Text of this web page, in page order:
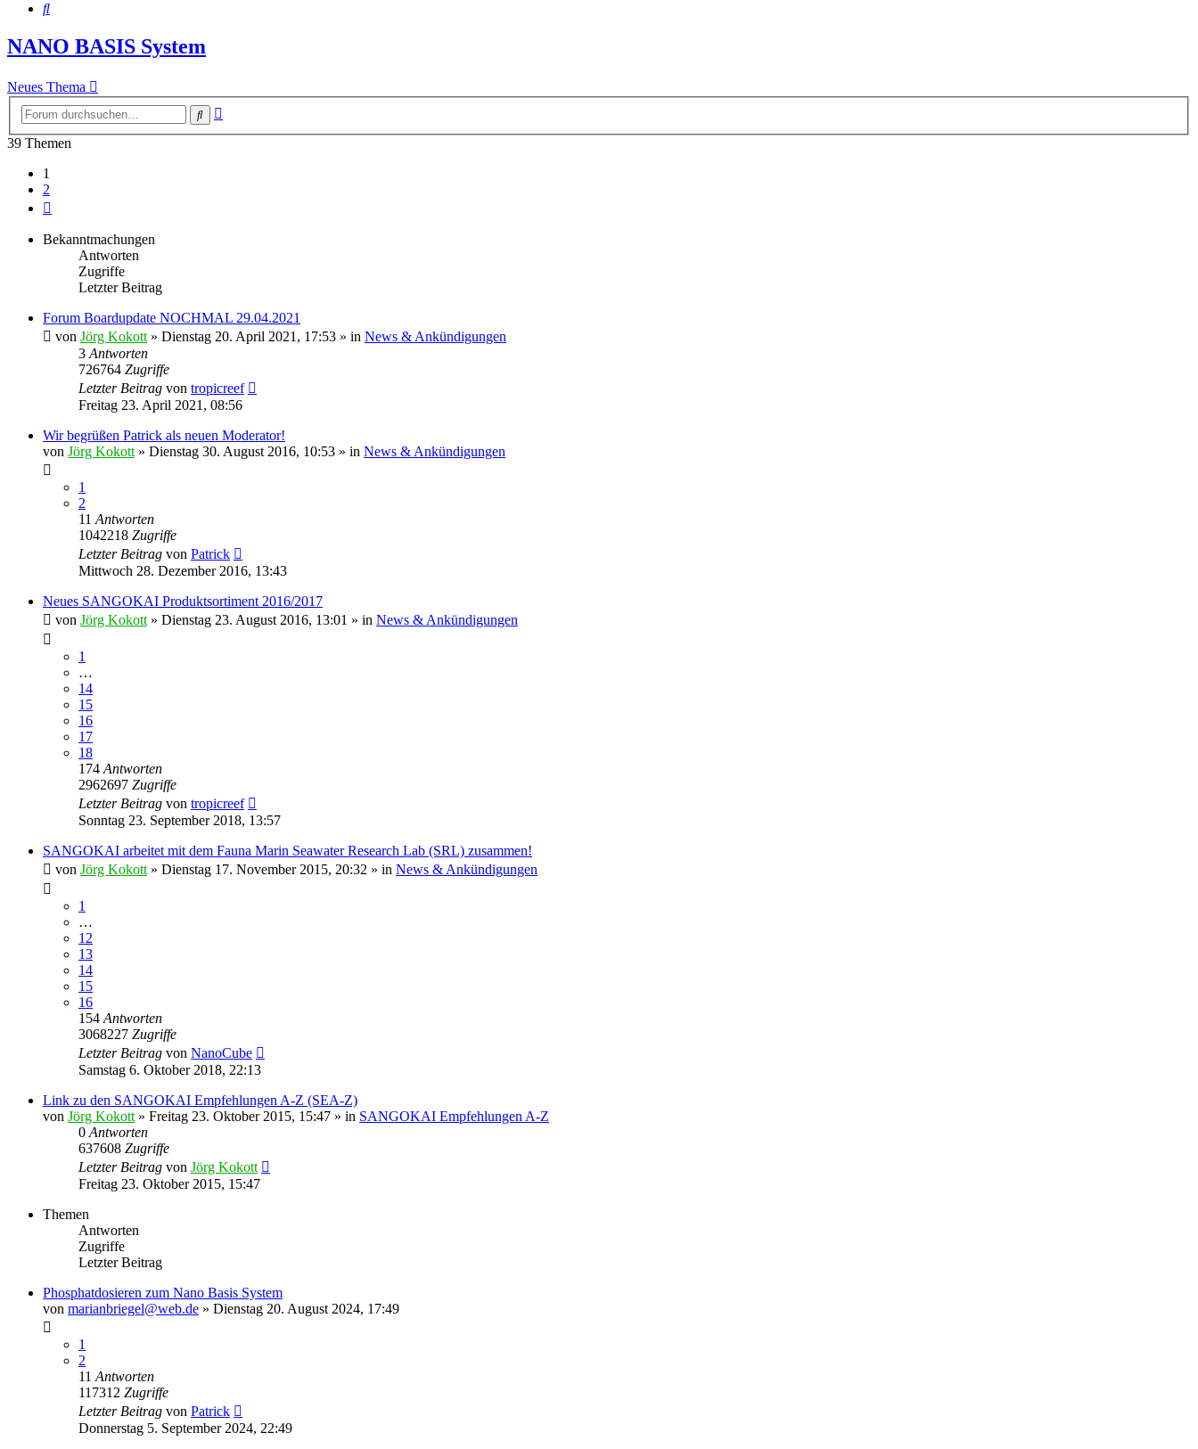
Suche
NANO BASIS System
Neues Thema
Suche
39 Themen
1
2
Bekanntmachungen
Antworten
Zugriffe
Letzter Beitrag
Forum Boardupdate NOCHMAL 29.04.2021
von Jörg Kokott » Dienstag 20. April 2021, 17:53 » in News & Ankündigungen
3 Antworten
726764 Zugriffe
Letzter Beitrag von tropicreef
Freitag 23. April 2021, 08:56
Wir begrüßen Patrick als neuen Moderator!
von Jörg Kokott » Dienstag 30. August 2016, 10:53 » in News & Ankündigungen
1
2
11 Antworten
1042218 Zugriffe
Letzter Beitrag von Patrick
Mittwoch 28. Dezember 2016, 13:43
Neues SANGOKAI Produktsortiment 2016/2017
von Jörg Kokott » Dienstag 23. August 2016, 13:01 » in News & Ankündigungen
1
…
14
15
16
17
18
174 Antworten
2962697 Zugriffe
Letzter Beitrag von tropicreef
Sonntag 23. September 2018, 13:57
SANGOKAI arbeitet mit dem Fauna Marin Seawater Research Lab (SRL) zusammen!
von Jörg Kokott » Dienstag 17. November 2015, 20:32 » in News & Ankündigungen
1
…
12
13
14
15
16
154 Antworten
3068227 Zugriffe
Letzter Beitrag von NanoCube
Samstag 6. Oktober 2018, 22:13
Link zu den SANGOKAI Empfehlungen A-Z (SEA-Z)
von Jörg Kokott » Freitag 23. Oktober 2015, 15:47 » in SANGOKAI Empfehlungen A-Z
0 Antworten
637608 Zugriffe
Letzter Beitrag von Jörg Kokott
Freitag 23. Oktober 2015, 15:47
Themen
Antworten
Zugriffe
Letzter Beitrag
Phosphatdosieren zum Nano Basis System
von marianbriegel@web.de » Dienstag 20. August 2024, 17:49
1
2
11 Antworten
117312 Zugriffe
Letzter Beitrag von Patrick
Donnerstag 5. September 2024, 22:49